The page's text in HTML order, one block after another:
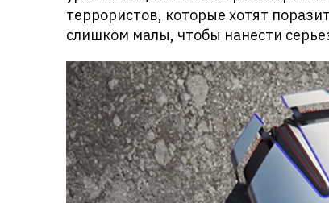
террористов, которые хотят
слишком малы, чтобы нанести